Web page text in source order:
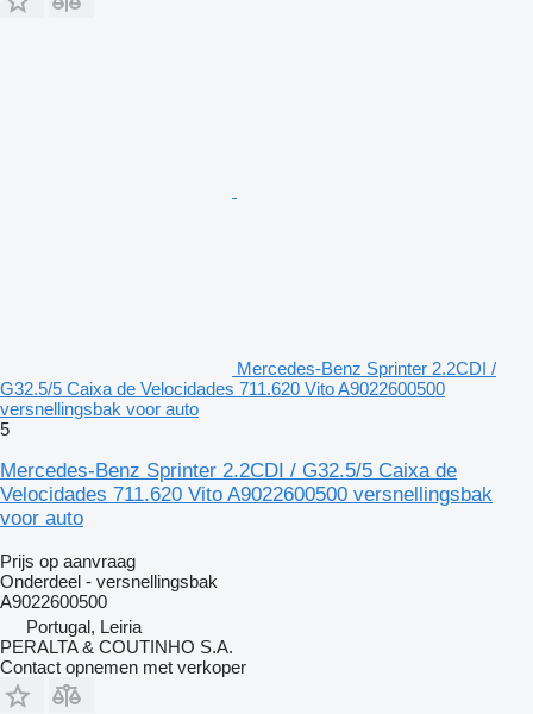
Mercedes-Benz Sprinter 2.2CDI /
G32.5/5 Caixa de Velocidades 711.620 Vito A9022600500
versnellingsbak voor auto
5
Mercedes-Benz Sprinter 2.2CDI / G32.5/5 Caixa de
Velocidades 711.620 Vito A9022600500 versnellingsbak
voor auto
Prijs op aanvraag
Onderdeel - versnellingsbak
A9022600500
Portugal, Leiria
PERALTA & COUTINHO S.A.
Contact opnemen met verkoper